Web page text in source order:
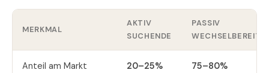
MERKMAL
AKTIV
SUCHENDE
PASSIV
WECHSELBEREITE
Anteil am Markt 20–25% 75–80%